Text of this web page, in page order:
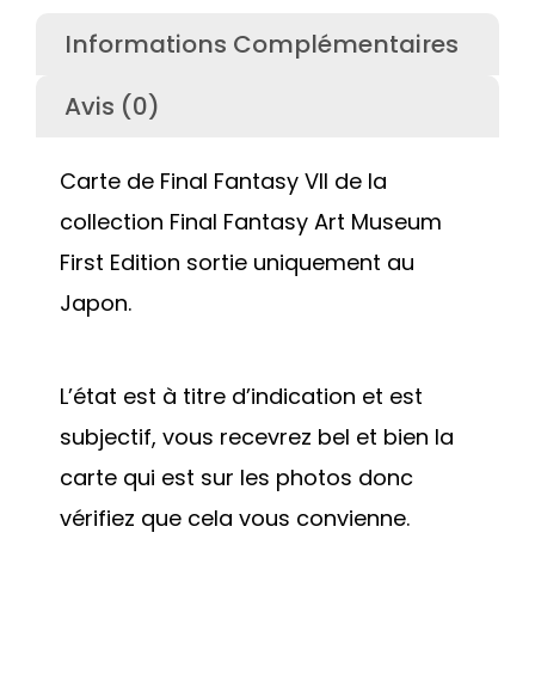
Informations Complémentaires
Avis (0)
Carte de Final Fantasy VII de la
collection Final Fantasy Art Museum
First Edition sortie uniquement au
Japon.
L’état est à titre d’indication et est
subjectif, vous recevrez bel et bien la
carte qui est sur les photos donc
vérifiez que cela vous convienne.